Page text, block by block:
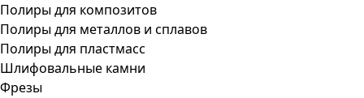
Полиры для композитов
Полиры для металлов и сплавов
Полиры для пластмасс
Шлифовальные камни
Фрезы